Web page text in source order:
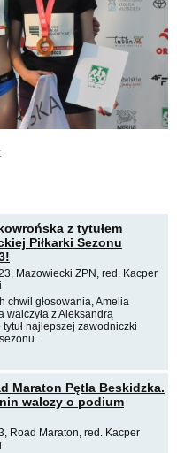
z tytułem
Piłkarki Sezonu
Mazowiecki ZPN, red. Kacper
chwil głosowania, Amelia
walczyła z Aleksandrą
najlepszej zawodniczki
Maraton Pętla Beskidzka.
walczy o podium
Road Maraton, red. Kacper